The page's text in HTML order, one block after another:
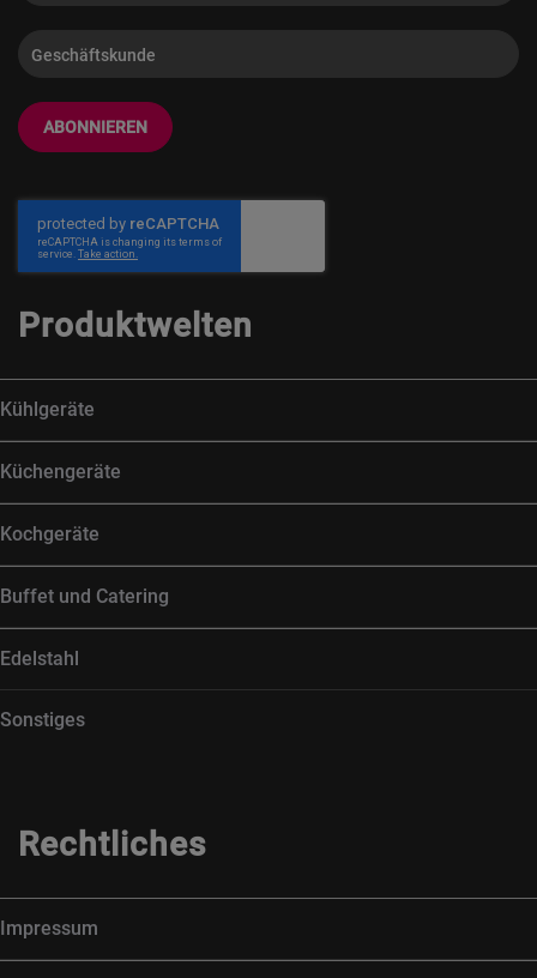
ABONNIEREN
Produktwelten
Kühlgeräte
Küchengeräte
Kochgeräte
Buffet und Catering
Edelstahl
Sonstiges
Rechtliches
Impressum